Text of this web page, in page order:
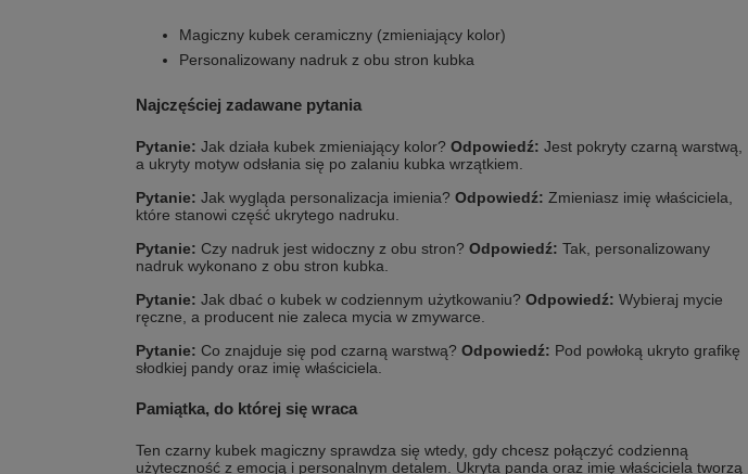
Magiczny kubek ceramiczny (zmieniający kolor)
Personalizowany nadruk z obu stron kubka
Najczęściej zadawane pytania
Pytanie: Jak działa kubek zmieniający kolor? Odpowiedź: Jest pokryty czarną warstwą,
a ukryty motyw odsłania się po zalaniu kubka wrzątkiem.
Pytanie: Jak wygląda personalizacja imienia? Odpowiedź: Zmieniasz imię właściciela,
które stanowi część ukrytego nadruku.
Pytanie: Czy nadruk jest widoczny z obu stron? Odpowiedź: Tak, personalizowany
nadruk wykonano z obu stron kubka.
Pytanie: Jak dbać o kubek w codziennym użytkowaniu? Odpowiedź: Wybieraj mycie
ręczne, a producent nie zaleca mycia w zmywarce.
Pytanie: Co znajduje się pod czarną warstwą? Odpowiedź: Pod powłoką ukryto grafikę
słodkiej pandy oraz imię właściciela.
Pamiątka, do której się wraca
Ten czarny kubek magiczny sprawdza się wtedy, gdy chcesz połączyć codzienną
użyteczność z emocją i personalnym detalem. Ukryta panda oraz imię właściciela tworzą